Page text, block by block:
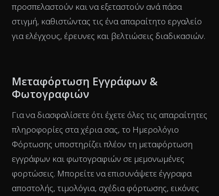
προσπελαστούν και να εξεταστούν ανά πάσα
στιγμή, καθιστώντας τις ένα απαραίτητο εργαλείο
για ελέγχους, έρευνες και βελτιώσεις διαδικασιών.
Μεταφόρτωση Εγγράφων &
Φωτογραφιών
Για να διασφαλίσετε ότι έχετε όλες τις απαραίτητες
πληροφορίες στα χέρια σας, το Ημερολόγιο
Φόρτωσης υποστηρίζει πλέον τη μεταφόρτωση
εγγράφων και φωτογραφιών σε μεμονωμένες
φορτώσεις. Μπορείτε να επισυνάψετε έγγραφα
αποστολής, τιμολόγια, σχέδια φόρτωσης, εικόνες